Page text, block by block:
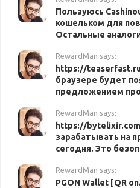
Пользуюсь
кошельком для
Остальные
RewardMan says:
https://
браузере будет
предложением
RewardMan says:
https://
зарабатывать на
сегодня. Это
RewardMan says:
PGON Wallet [QR